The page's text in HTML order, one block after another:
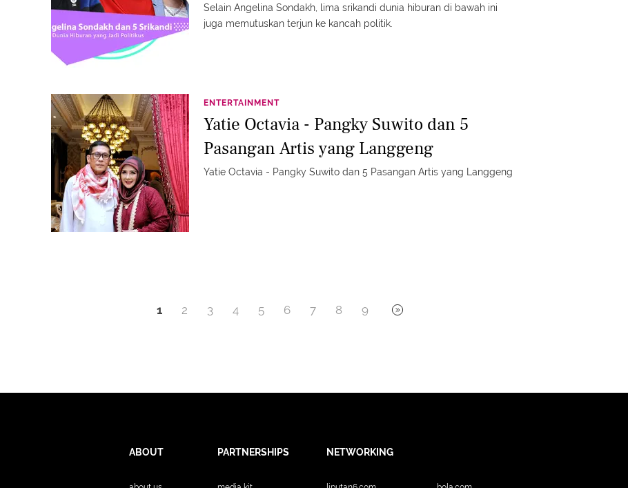
Selain Angelina Sondakh, lima srikandi dunia hiburan di bawah ini
juga memutuskan terjun ke kancah politik.
ENTERTAINMENT
Yatie Octavia - Pangky Suwito dan 5
Pasangan Artis yang Langgeng
Yatie Octavia - Pangky Suwito dan 5 Pasangan Artis yang Langgeng
1 2 3 4 5 6 7 8 9
ABOUT PARTNERSHIPS NETWORKING